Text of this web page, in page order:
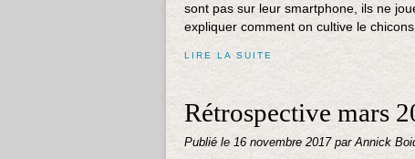
sont pas sur leur smartphone, ils ne
expliquer comment on cultive le
LIRE LA SUITE
Rétrospective mars
Publié le 16 novembre 2017 par Annick